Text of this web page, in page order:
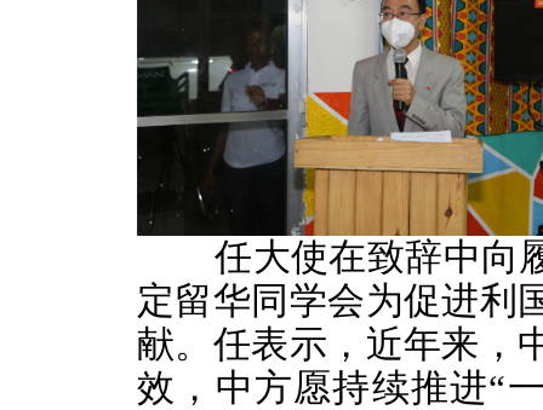
任大使在致辞中向履
定留华同学会为促进利
献。任表示，近年来，
效，中方愿持续推进“